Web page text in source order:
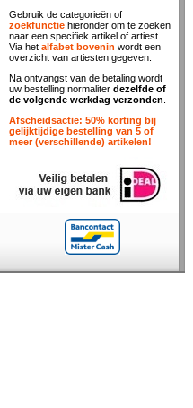
Gebruik de categorieën of
zoekfunctie hieronder om te zoeken
naar een specifiek artikel of artiest.
Via het alfabet bovenin wordt een
overzicht van artiesten gegeven.
Na ontvangst van de betaling wordt
uw bestelling normaliter dezelfde of
de volgende werkdag verzonden
Afscheidsactie: 50% korting bij
gelijktijdige bestelling van 5 of
meer (verschillende) artikelen!